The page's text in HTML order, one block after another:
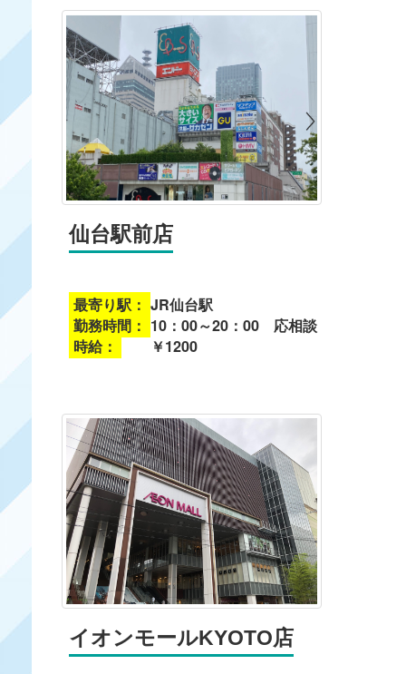
仙台駅前店
最寄り駅： JR仙台駅
勤務時間： 10：00～20：00 応相談
時給：
￥1200
イオンモールKYOTO店